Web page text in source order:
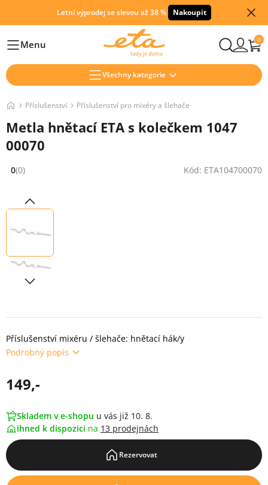
Letní výprodej se slevou až 38 % Nakoupit
HlavníMenu 0
Všechny kategorie
Příslušenství Příslušenství pro mixéry a šlehače
Metla hnětací ETA s kolečkem 1047
00070
Hodnocení: 0 z 5 (0 recenzí)
0(0) Kód: ETA104700070
Příslušenství mixéru / šlehače: hnětací hák/y
Podrobný popis
149,-
Skladem v e-shopu u vás již 10. 8.
ihned k dispozici na 13 prodejnách
Rezervovat